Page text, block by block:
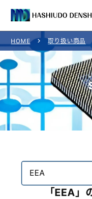
取り
HOME 取り扱い商品
「EEA